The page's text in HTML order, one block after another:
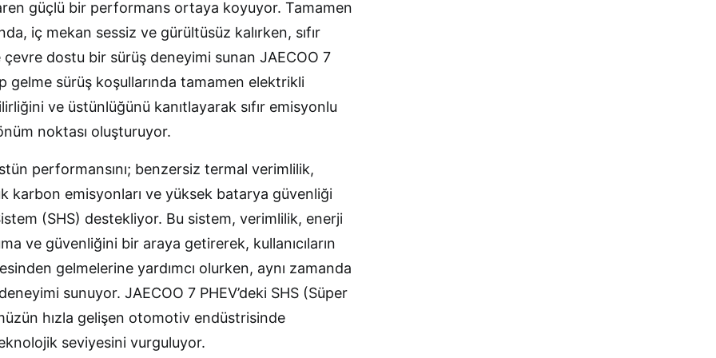
güçlü bir performans ortaya koyuyor. Tamamen
iç mekan sessiz ve gürültüsüz kalırken, sıfır
dostu bir sürüş deneyimi sunan JAECOO 7
gelme sürüş koşullarında tamamen elektrikli
ve üstünlüğünü kanıtlayarak sıfır emisyonlu
noktası oluşturuyor.
performansını; benzersiz termal verimlilik,
karbon emisyonları ve yüksek batarya güvenliği
(SHS) destekliyor. Bu sistem, verimlilik, enerji
ve güvenliğini bir araya getirerek, kullanıcıların
gelmelerine yardımcı olurken, aynı zamanda
sunuyor. JAECOO 7 PHEV’deki SHS (Süper
hızla gelişen otomotiv endüstrisinde
seviyesini vurguluyor.